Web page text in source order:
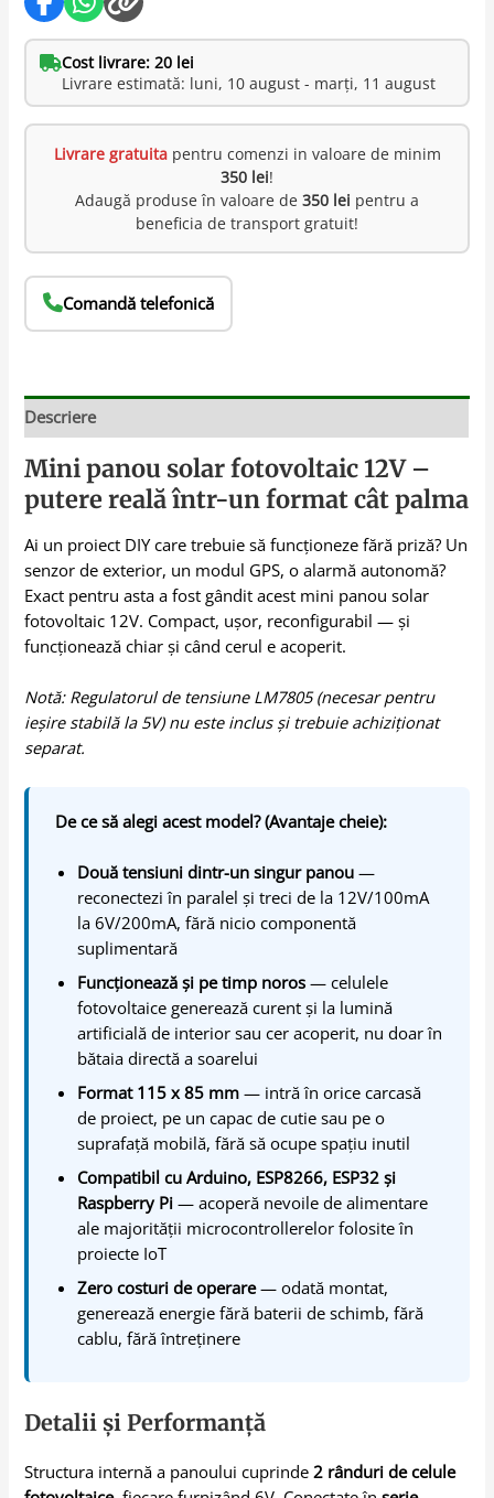
Cost livrare: 20 lei
Livrare estimată: luni, 10 august - marți, 11 august
Livrare gratuitapentru comenzi in valoare de minim
350 lei!
Adaugă produse în valoare de 350 lei pentru a
beneficia de transport gratuit!
Comandă telefonică
Descriere
Mini panou solar fotovoltaic 12V –
putere reală într-un format cât palma
Ai un proiect DIY care trebuie să funcționeze fără priză? Un
senzor de exterior, un modul GPS, o alarmă autonomă?
Exact pentru asta a fost gândit acest mini panou solar
fotovoltaic 12V. Compact, ușor, reconfigurabil — și
funcționează chiar și când cerul e acoperit.
Notă: Regulatorul de tensiune LM7805 (necesar pentru
ieșire stabilă la 5V) nu este inclus și trebuie achiziționat
separat.
De ce să alegi acest model? (Avantaje cheie):
Două tensiuni dintr-un singur panou —
reconectezi în paralel și treci de la 12V/100mA
la 6V/200mA, fără nicio componentă
suplimentară
Funcționează și pe timp noros — celulele
fotovoltaice generează curent și la lumină
artificială de interior sau cer acoperit, nu doar în
bătaia directă a soarelui
Format 115 x 85 mm — intră în orice carcasă
de proiect, pe un capac de cutie sau pe o
suprafață mobilă, fără să ocupe spațiu inutil
Compatibil cu Arduino, ESP8266, ESP32 și
Raspberry Pi — acoperă nevoile de alimentare
ale majorității microcontrollerelor folosite în
proiecte IoT
Zero costuri de operare— odată montat,
generează energie fără baterii de schimb, fără
cablu, fără întreținere
Detalii și Performanță
Structura internă a panoului cuprinde2 rânduri de celule